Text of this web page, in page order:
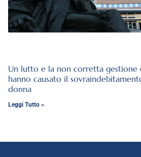
Un lutto e la non corretta gestione
hanno causato il
donna
Leggi Tutto »